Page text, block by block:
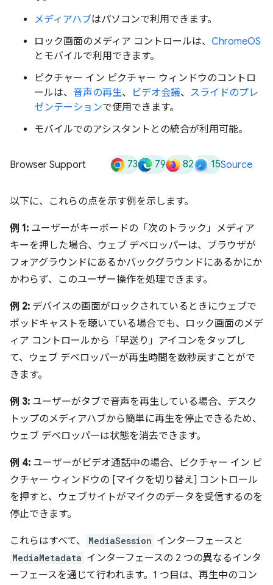
メディアハブはパソコンで利用できます。
ロック画面のメディア コントロールは、 ChromeOS
とモバイルで利用できます。
ピクチャー イン ピクチャー ウィンドウのコントロ
ールは、 音声の再生、 ビデオ会議、 スライドのプレ
ゼンテーションで使用できます。
モバイルでのアシスタントとの統合が利用可能。
Browser Support 73 79 82 15Source
以下に、これらの点を示す例を示します。
例 1: ユーザーがキーボードの「次のトラック」メディア
キーを押した場合、ウェブ デベロッパーは、ブラウザが
フォアグラウンドにあるかバックグラウンドにあるかにか
かわらず、このユーザー操作を処理できます。
例 2: デバイスの画面がロックされているときにウェブで
ポッドキャストを聴いている場合でも、ロック画面のメデ
ィア コントロールから「早送り」アイコンをタップし
て、ウェブ デベロッパーが再生時間を数秒戻すことがで
きます。
例 3: ユーザーがタブで音声を再生している場合、デスク
トップのメディアハブから簡単に再生を停止できるため、
ウェブ デベロッパーは状態を消去できます。
例 4: ユーザーがビデオ通話中の場合、ピクチャー イン ピ
クチャー ウィンドウの [マイクを切り替え] コントロール
を押すと、ウェブサイトがマイクのデータを受信するのを
停止できます。
これらはすべて、 MediaSession インターフェースと
MediaMetadata インターフェースの 2 つの異なるインタ
ーフェースを通じて行われます。1 つ目は、再生中のコン